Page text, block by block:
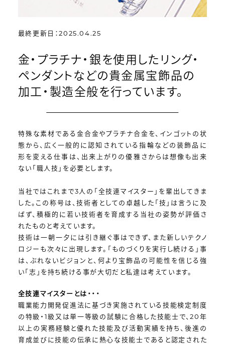
最終更新日：2025.04.25
金・プラチナ・銀を使用したリング・
ペンダントなどの貴金属宝飾品の
加工・製造全般を行っています。
特殊な素材である金合金やプラチナ合金を、インゴットの状
態から、広く一般的に認知されている指輪などの装飾品に
形を変える仕事は、出来上がりの優雅さからは想像も出来
ない「職人技」を必要とします。
当社ではこれまで3人の「全技連マイスター」を輩出してきま
した。この称号は、技術者としての卓越した「技」は言うに及
ばず、積極的に若い技術者を育成する当社の姿勢が評価さ
れたものと考えています。
技術は一朝一夕には引き継ぐ事はできず、また新しいテクノ
ロジーも次々に出現します。「ものづくりを実行し続ける」事
は、ぶれないビジョンと、何より宝飾品の可能性を信じる強
い「志」を持ち続ける事が大切だと私達は考えています。
全技連マイスターとは・・・
職業能力開発促進法に基づき実施されている技能検定制度
の特級・1級又は単一等級の試験に合格した技能士で、20年
以上の実務経験と優れた技能及び活動実績を持ち、後進の
育成並びに技能の伝承に熱心な技能士であると認定された